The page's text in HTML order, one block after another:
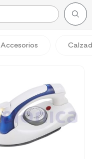
Accesorios